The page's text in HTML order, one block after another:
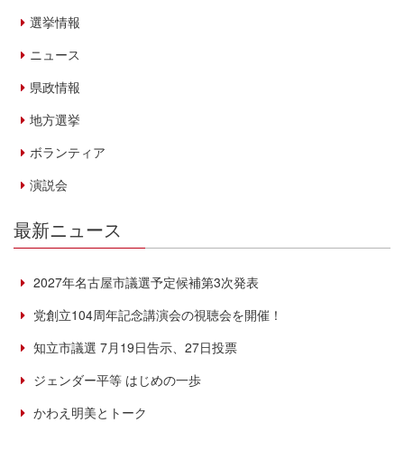
選挙情報
ニュース
県政情報
地方選挙
ボランティア
演説会
最新ニュース
2027年名古屋市議選予定候補第3次発表
党創立104周年記念講演会の視聴会を開催！
知立市議選 7月19日告示、27日投票
ジェンダー平等 はじめの一歩
かわえ明美とトーク